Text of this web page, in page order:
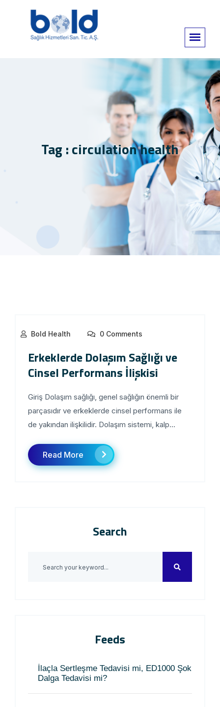
Tag : circulation health
Bold Health 0 Comments
Erkeklerde Dolaşım Sağlığı ve
Cinsel Performans İlişkisi
Giriş Dolaşım sağlığı, genel sağlığın önemli bir
parçasıdır ve erkeklerde cinsel performans ile
de yakından ilişkilidir. Dolaşım sistemi, kalp...
Read More
Search
Feeds
İlaçla Sertleşme Tedavisi mi, ED1000 Şok
Dalga Tedavisi mi?